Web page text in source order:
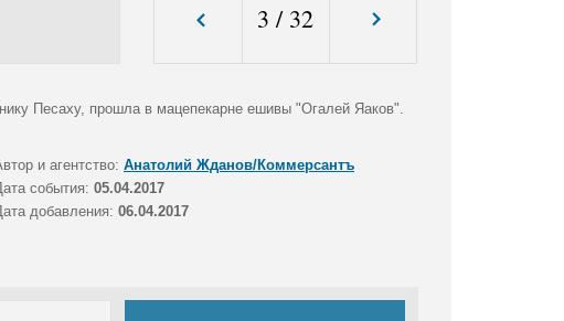
3 / 32
Песаху, прошла в мацепекарне ешивы "Огалей Яаков".
и агентство: Анатолий Жданов/Коммерсантъ
события: 05.04.2017
добавления: 06.04.2017